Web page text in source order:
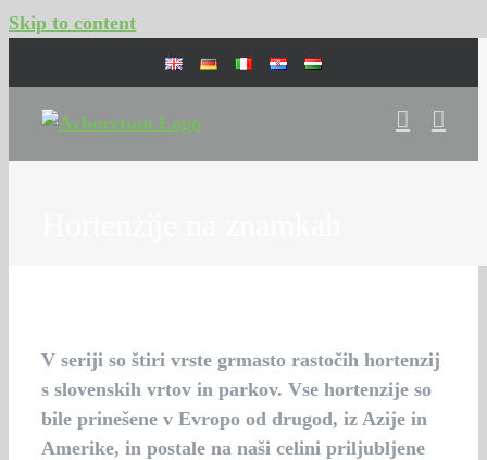
Skip to content
V seriji so štiri vrste grmasto rastočih hortenzij
s slovenskih vrtov in parkov. Vse hortenzije so
bile prinešene v Evropo od drugod, iz Azije in
Amerike, in postale na naši celini priljubljene